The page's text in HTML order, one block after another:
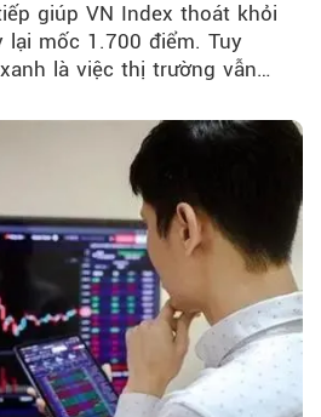
giúp VN Index thoát khỏi
lại mốc 1.700 điểm. Tuy
là việc thị trường vẫn
trở lại.